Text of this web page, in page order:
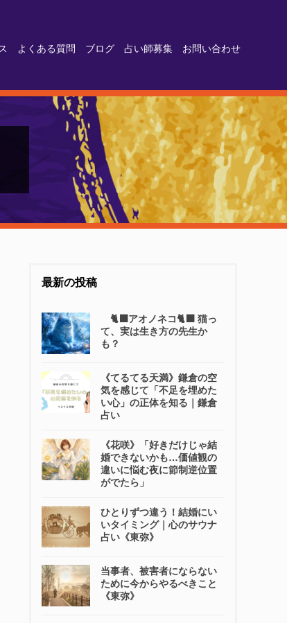
よくある質問 ブログ 占い師募集 お問い合わせ
最新の投稿
🐈‍⬛アオノネコ🐈‍⬛ 猫っ
て、実は生き方の先生か
も？
《てるてる天満》鎌倉の空
気を感じて「不足を埋めた
い心」の正体を知る｜鎌倉
占い
《花咲》「好きだけじゃ結
婚できないかも…価値観の
違いに悩む夜に節制逆位置
がでたら」
ひとりずつ違う！結婚にい
いタイミング｜心のサウナ
占い《東弥》
当事者、被害者にならない
ために今からやるべきこと
《東弥》